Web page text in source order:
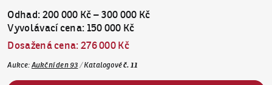
Odhad:200 000 Kč–300 000 Kč
Vyvolávací cena: 150 000 Kč
Dosažená cena:276 000 Kč
Aukce: Aukční den 93 /Katalogovéč.11